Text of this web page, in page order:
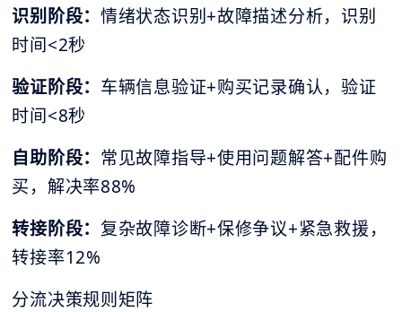
识别阶段：情绪状态识别+故障描述分析，识别
时间<2秒
验证阶段： 车辆信息验证+购买记录确认，验证
时间<8秒
自助阶段： 常见故障指导+使用问题解答+配件购
买，解决率88%
转接阶段： 复杂故障诊断+保修争议+紧急救援，
转接率12%
分流决策规则矩阵